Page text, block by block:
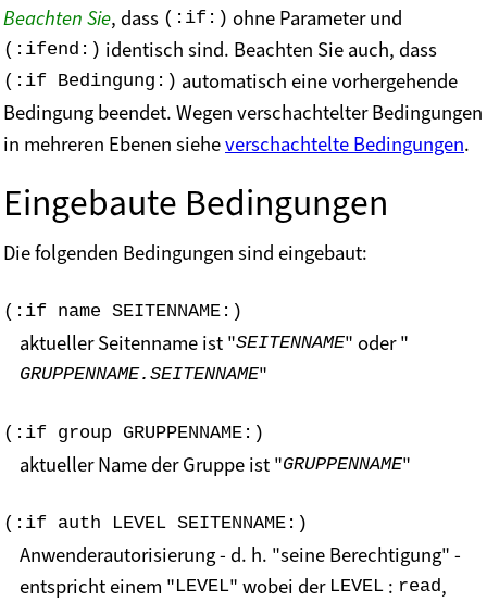
Beachten Sie, dass (:if:) ohne Parameter und
(:ifend:) identisch sind. Beachten Sie auch, dass
(:if Bedingung:) automatisch eine vorhergehende
Bedingung beendet. Wegen verschachtelter Bedingungen
in mehreren Ebenen sieheverschachtelte Bedingungen.
Eingebaute Bedingungen
Die folgenden Bedingungen sind eingebaut:
(:if name SEITENNAME:)
aktueller Seitenname ist "SEITENNAME" oder "
GRUPPENNAME.SEITENNAME"
(:if group GRUPPENNAME:)
aktueller Name der Gruppe ist "GRUPPENNAME"
(:if auth LEVEL SEITENNAME:)
Anwenderautorisierung - d. h. "seine Berechtigung" -
entspricht einem "LEVEL" wobei der LEVEL : read,